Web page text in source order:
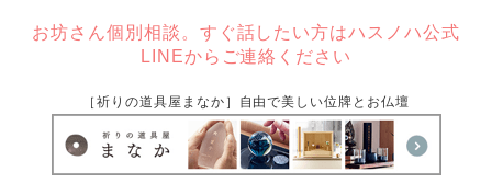
お坊さん個別相談。すぐ話したい方はハスノハ公式
LINEからご連絡ください
［祈りの道具屋まなか］自由で美しい位牌とお仏壇